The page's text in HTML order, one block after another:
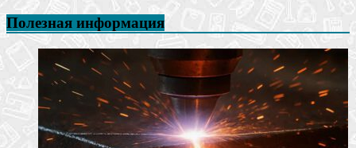
Полезная информация